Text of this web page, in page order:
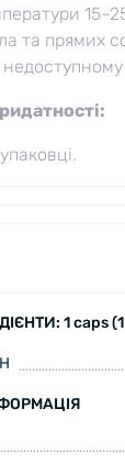
та прямих
1 caps